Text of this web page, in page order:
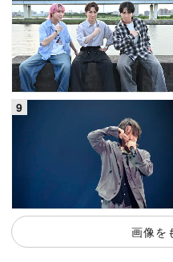
画像を